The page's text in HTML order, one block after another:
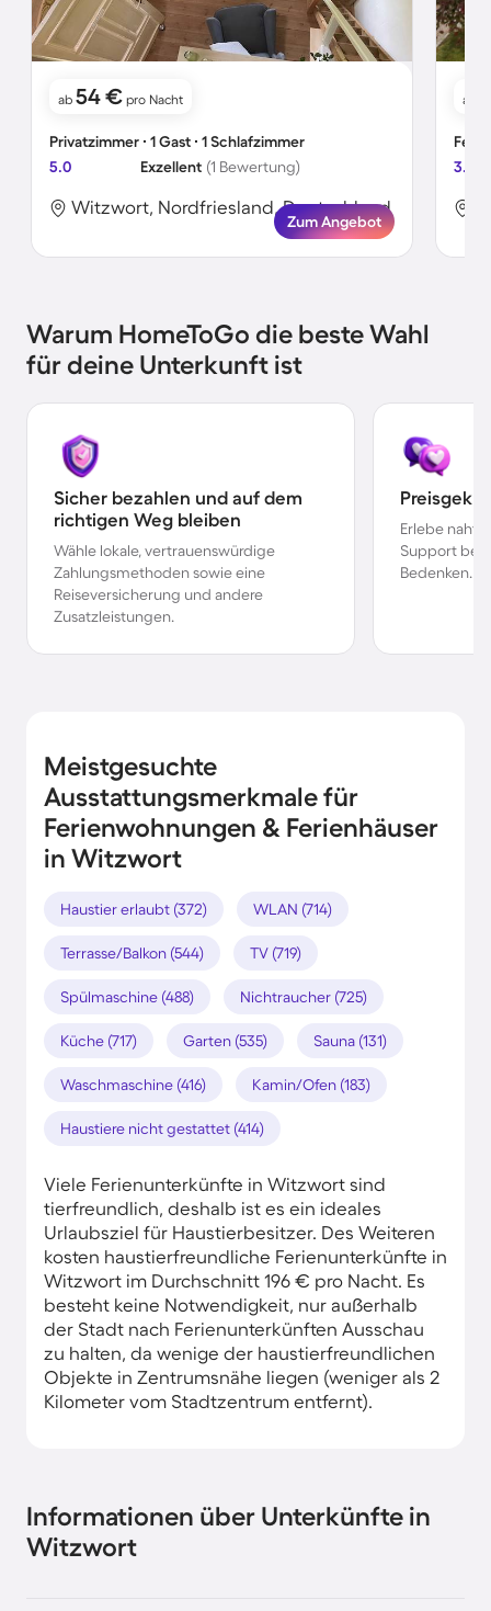
ab 54 € pro Nacht
Privatzimmer ∙ 1 Gast ∙ 1 Schlafzimmer
5.0
Exzellent (1 Bewertung)
Witzwort, Nordfriesland, Deutschland
Zum Angebot
ab
3.7
Warum HomeToGo die beste Wahl
für deine Unterkunft ist
Sicher bezahlen und auf dem
richtigen Weg bleiben
Wähle lokale, vertrauenswürdige
Zahlungsmethoden sowie eine
Reiseversicherung und andere
Zusatzleistungen.
Erlebe
Support bei
Bedenken.
Meistgesuchte
Ausstattungsmerkmale für
Ferienwohnungen & Ferienhäuser
in Witzwort
Haustier erlaubt (372) WLAN (714)
Terrasse/Balkon (544) TV (719)
Spülmaschine (488) Nichtraucher (725)
Küche (717) Garten (535) Sauna (131)
Waschmaschine (416) Kamin/Ofen (183)
Haustiere nicht gestattet (414)
Viele Ferienunterkünfte in Witzwort sind
tierfreundlich, deshalb ist es ein ideales
Urlaubsziel für Haustierbesitzer. Des Weiteren
kosten haustierfreundliche Ferienunterkünfte in
Witzwort im Durchschnitt 196 € pro Nacht. Es
besteht keine Notwendigkeit, nur außerhalb
der Stadt nach Ferienunterkünften Ausschau
zu halten, da wenige der haustierfreundlichen
Objekte in Zentrumsnähe liegen (weniger als 2
Kilometer vom Stadtzentrum entfernt).
Informationen über Unterkünfte in
Witzwort